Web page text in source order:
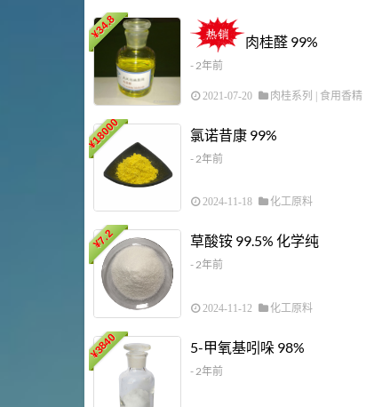
¥
34.8
肉桂醛 99%
- 2年前
2021-07-20 肉桂系列 | 食用香精
¥
18000 氯诺昔康 99%
- 2年前
2024-11-18 化工原料
¥
7.2 草酸铵 99.5% 化学纯
- 2年前
2024-11-12 化工原料
¥
3840 5-甲氧基吲哚 98%
- 2年前